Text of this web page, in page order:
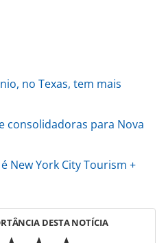
no Texas, tem mais
consolidadoras para Nova
New York City Tourism +
DESTA NOTÍCIA